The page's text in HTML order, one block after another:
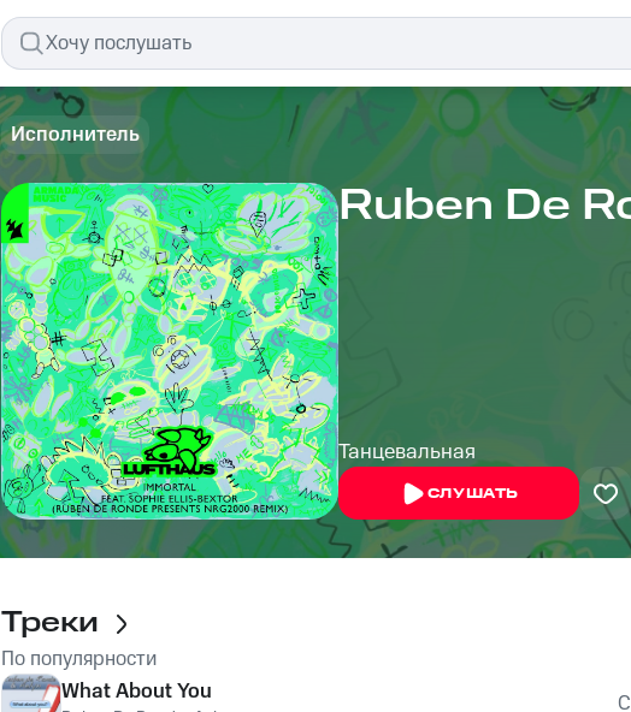
Исполнитель
Ruben De
Танцевальная
СЛУШАТЬ
Треки
По популярности
What About You